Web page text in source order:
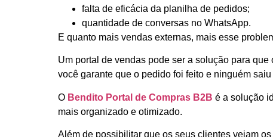
falta de eficácia da planilha de pedidos;
quantidade de conversas no WhatsApp.
E quanto mais vendas externas, mais esse
Um portal de vendas pode ser a solução para
você garante que o pedido foi feito e ninguém
O Bendito Portal de Compras B2B é a solução
mais organizado e otimizado.
Além de possibilitar que os seus clientes vejam